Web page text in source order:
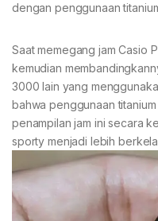
dengan penggunaan
Saat memegang jam Casio
kemudian
3000 lain yang
bahwa penggunaan
penampilan jam ini secara
sporty menjadi lebih